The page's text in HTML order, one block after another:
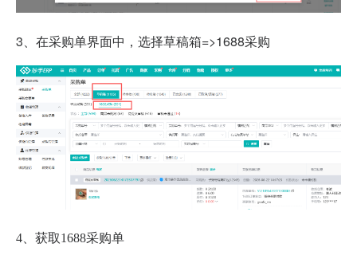
3、 在采购单界面中，选择草稿箱=>1688采购
4、获取1688采购单